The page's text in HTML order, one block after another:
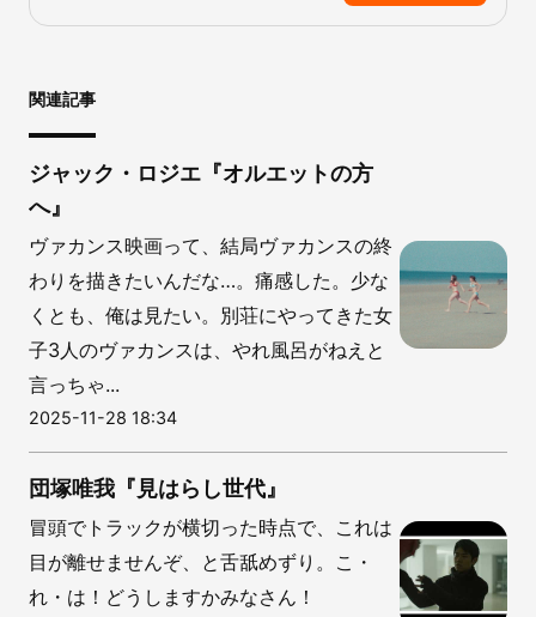
関連記事
ジャック・ロジエ『オルエットの方
へ』
ヴァカンス映画って、結局ヴァカンスの終
わりを描きたいんだな…。痛感した。少な
くとも、俺は見たい。別荘にやってきた女
子3人のヴァカンスは、やれ風呂がねえと
言っちゃ...
2025-11-28 18:34
団塚唯我『見はらし世代』
冒頭でトラックが横切った時点で、これは
目が離せませんぞ、と舌舐めずり。こ・
れ・は！どうしますかみなさん！